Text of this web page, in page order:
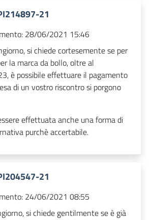
21
28/06/2021 15:46
si chiede cortesemente se per
la marca da bollo, oltre al
è possibile effettuare il pagamento
di un vostro riscontro si porgono
effettuata anche una forma di
purchè accertabile.
21
24/06/2021 08:55
si chiede gentilmente se è già